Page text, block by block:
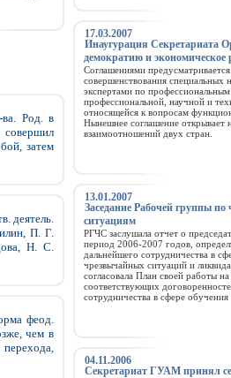
Род. в
затем
деятель.
П. Г.
Н. С.
феод.
чем в
17.03.2007
Инаугурация Секретариата
демократию и экономическое
Соглашениями
совершенствования специальных
экспертами по
профессиональной, научной и
относящейся к вопросам
Нынешнее соглашение открывает
взаимоотношений двух стран.
13.01.2007
Заседание Рабочей группы
ситуациям
РГЧС заслушала отчет о
период 2006-2007 годов,
дальнейшего сотрудничества в
чрезвычайных ситуаций и
согласовала План своей работы
соответствующих
сотрудничества в сфере
04.11.2006
Секретариат ГУАМ принял